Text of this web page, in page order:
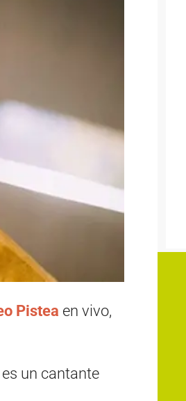
Pistea en vivo,
es un cantante